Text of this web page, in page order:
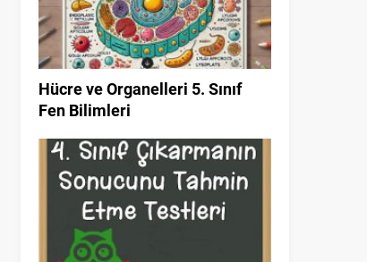
Hücre ve Organelleri 5. Sınıf
Fen Bilimleri